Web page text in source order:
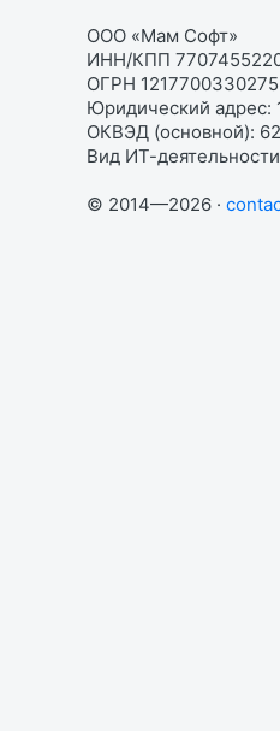
ООО «Мам Софт»
ИНН/КПП 7707455220
ОГРН 1217700330275
Юридический адрес:
ОКВЭД (основной):
Вид ИТ-
© 2014—2026 ·